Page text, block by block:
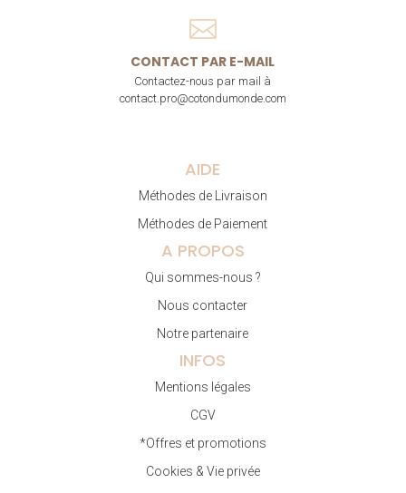

CONTACT PAR E-MAIL
Contactez-nous par mail à
contact.pro@cotondumonde.com
AIDE
Méthodes de Livraison
Méthodes de Paiement
A PROPOS
Qui sommes-nous ?
Nous contacter
Notre partenaire
INFOS
Mentions légales
CGV
*Offres et promotions
Cookies & Vie privée